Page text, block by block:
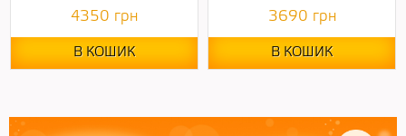
4350 грн
В КОШИК
3690 грн
В КОШИК